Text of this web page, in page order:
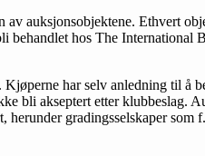
auksjonsobjektene. Ethvert
hos The International
har selv anledning til å
bli akseptert etter klubbeslag.
herunder gradingsselskaper